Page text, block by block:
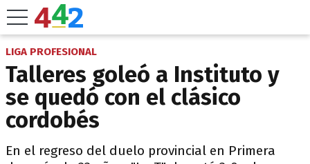
LIGA PROFESIONAL
Talleres goleó a Instituto y
se quedó con el clásico
cordobés
En el regreso del duelo provincial en Primera